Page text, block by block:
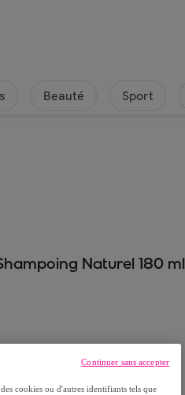
Beauté Sport
Naturel 180 ml
cookies ou d'autres identifiants tels que
Continuer sans accepter